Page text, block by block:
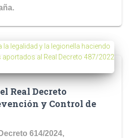
Real Decreto
y Control de
614/2024,